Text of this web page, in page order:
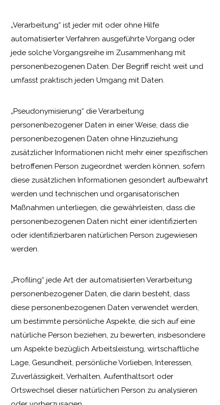
„Verarbeitung“ ist jeder mit oder ohne Hilfe
automatisierter Verfahren ausgeführte Vorgang oder
jede solche Vorgangsreihe im Zusammenhang mit
personenbezogenen Daten. Der Begriff reicht weit und
umfasst praktisch jeden Umgang mit Daten.
„Pseudonymisierung“ die Verarbeitung
personenbezogener Daten in einer Weise, dass die
personenbezogenen Daten ohne Hinzuziehung
zusätzlicher Informationen nicht mehr einer spezifischen
betroffenen Person zugeordnet werden können, sofern
diese zusätzlichen Informationen gesondert aufbewahrt
werden und technischen und organisatorischen
Maßnahmen unterliegen, die gewährleisten, dass die
personenbezogenen Daten nicht einer identifizierten
oder identifizierbaren natürlichen Person zugewiesen
werden.
„Profiling“ jede Art der automatisierten Verarbeitung
personenbezogener Daten, die darin besteht, dass
diese personenbezogenen Daten verwendet werden,
um bestimmte persönliche Aspekte, die sich auf eine
natürliche Person beziehen, zu bewerten, insbesondere
um Aspekte bezüglich Arbeitsleistung, wirtschaftliche
Lage, Gesundheit, persönliche Vorlieben, Interessen,
Zuverlässigkeit, Verhalten, Aufenthaltsort oder
Ortswechsel dieser natürlichen Person zu analysieren